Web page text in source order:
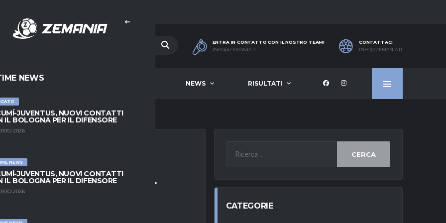
ENTRA IN CONTATTO CON IL NOSTRO TEAM!
INFO@ZEMANIA.IT
CONTATTACI
INFO@ZEMANIA.IT
NEWS RISULTATI
NEWS
JUVENTUS, NUOVI CONTATTI
IL BOLOGNA PER IL DIFENSORE
2026
NEWS
JUVENTUS, NUOVI CONTATTI
IL BOLOGNA PER IL DIFENSORE
2026
AL CENTRO DEL
OSSERVA
CERCA
CATEGORIE